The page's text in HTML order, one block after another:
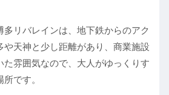
多リバレインは、地下鉄からのアク
や天神と少し距離があり、商業施設
た雰囲気なので、大人がゆっくりす
です。